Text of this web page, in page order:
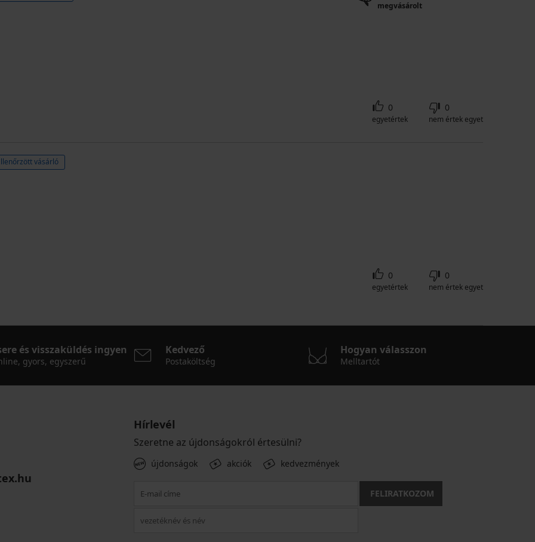
megvásárolt
0
egyetértek
0
nem értek egyet
vásárló
0
egyetértek
0
nem értek egyet
és visszaküldés ingyen
gyors, egyszerű
Kedvező
Postaköltség
Hogyan válasszon
Melltartót
Hírlevél
Szeretne az újdonságokról értesülni?
újdonságok akciók kedvezmények
FELIRATKOZOM